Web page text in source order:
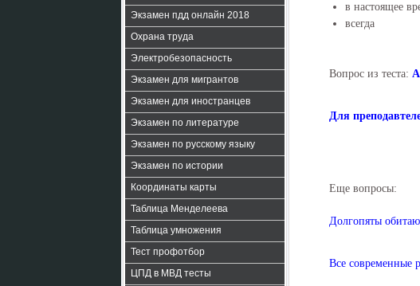
Экзамен пдд онлайн 2018
Охрана труда
Электробезопасность
Экзамен для мигрантов
Экзамен для иностранцев
Экзамен по литературе
Экзамен по русскому языку
Экзамен по истории
Координаты карты
Таблица Менделеева
Таблица умножения
Тест профотбор
ЦПД в МВД тесты
в настоящее
всегда
Вопрос из теста:
Для
Еще вопросы:
Долгопяты
Все современные